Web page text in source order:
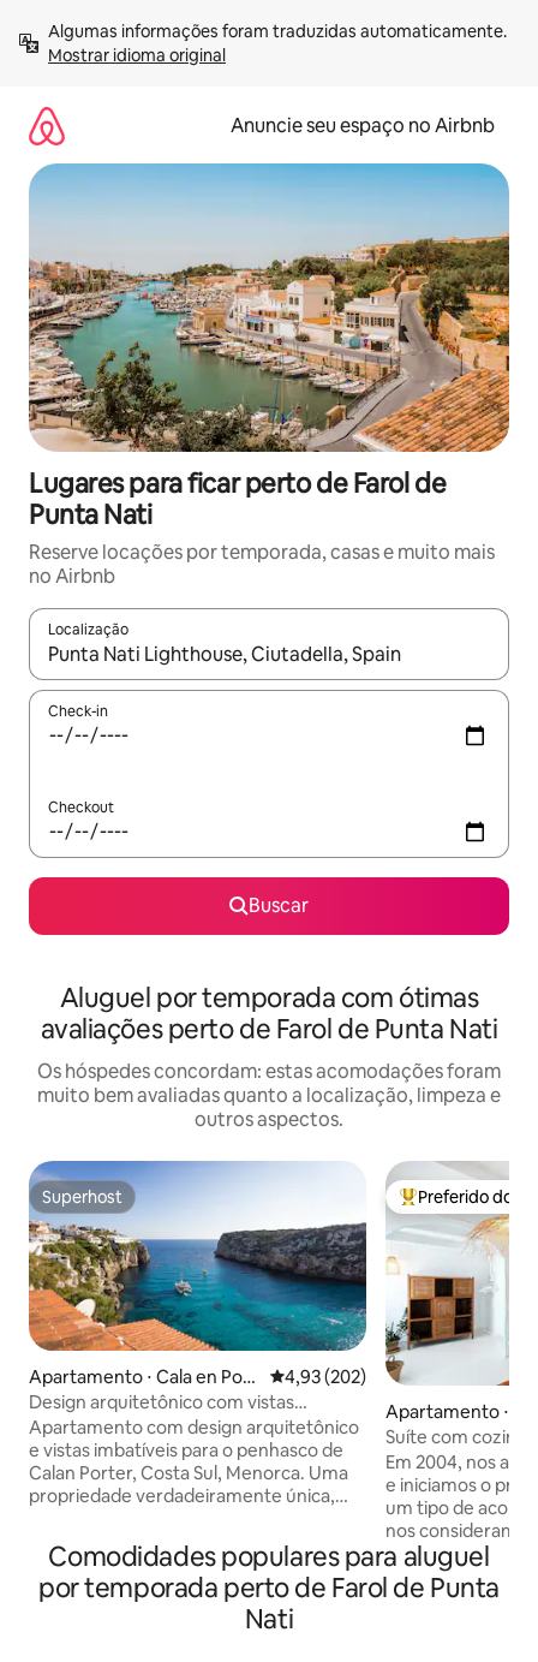
para
Mostrar idioma original
Anuncie seu espaço no Airbnb
Lugares para ficar perto de Farol de
Punta Nati
Reserve locações por temporada, casas e muito mais
no Airbnb
Localização
Quando os resultados estiverem disponíveis, explore-os
Check-in
Checkout
Buscar
Aluguel por temporada com ótimas
avaliações perto de Farol de Punta Nati
Os hóspedes concordam: estas acomodações foram
muito bem avaliadas quanto a localização, limpeza e
outros aspectos.
Superhost
Superhost
Apartamento ⋅ Cala en Port
er
4,93 de uma avaliação média de
4,93 (202)
Design arquitetônico com vistas
imbatíveis
Apartamento com design arquitetônico
e vistas imbatíveis para o penhasco de
Calan Porter, Costa Sul, Menorca. Uma
propriedade verdadeiramente única,
famosos de Menorca. A propriedade
com acabamentos de alta qualidade, é
um espaço perfeito e versátil, a sala de
estar, cozinha e terraço se comunicam
perfeitamente uns com os outros para
Entre os
Preferido dos
Apartamento ⋅
e Menorca
Suíte com
Ciutadella
Em 2004, nos
e iniciamos o projeto
um tipo de
nos
temos áreas
Nossos quartos
iluminados, e
Comodidades populares para aluguel
por temporada perto de Farol de Punta
Nati